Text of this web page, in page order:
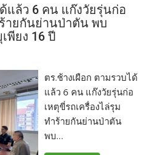
แล้ว 6 คน แก๊งวัยรุ่นก่อ
ายกันย่านป่าตัน พบ
พียง 16 ปี
ตร.ช้างเผือก ตามรวบได้
แล้ว 6 คน แก๊งวัยรุ่นก่อ
เหตุขี่รถเครื่องไล่รุม
ทำร้ายกันย่านป่าตัน
พบ…